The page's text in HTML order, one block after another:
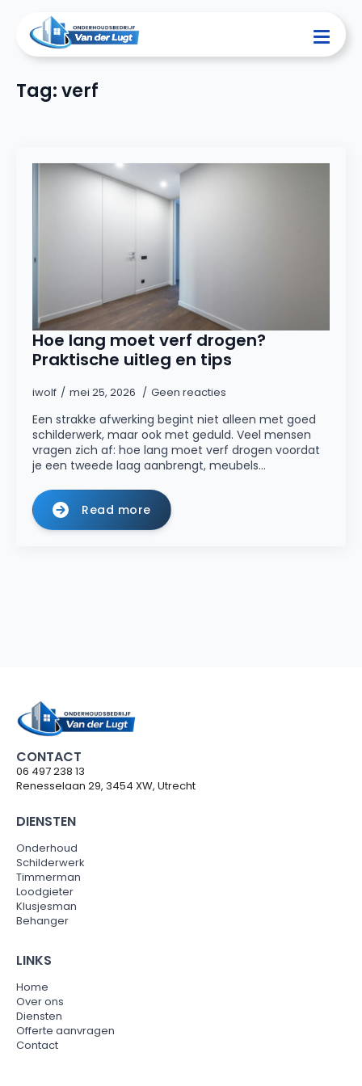
Tag:verf
Hoe lang moet verf drogen?
Praktische uitleg en tips
iwolf mei 25, 2026 Geen reacties
Een strakke afwerking begint niet alleen met goed
schilderwerk, maar ook met geduld. Veel mensen
vragen zich af: hoe lang moet verf drogen voordat
je een tweede laag aanbrengt, meubels…
Read more
CONTACT
06 497 238 13
Renesselaan 29, 3454 XW, Utrecht
DIENSTEN
Onderhoud
Schilderwerk
Timmerman
Loodgieter
Klusjesman
Behanger
LINKS
Home
Over ons
Diensten
Offerte aanvragen
Contact